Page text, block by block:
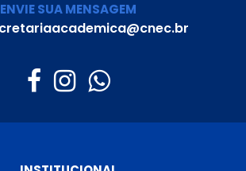
ENVIE SUA MENSAGEM